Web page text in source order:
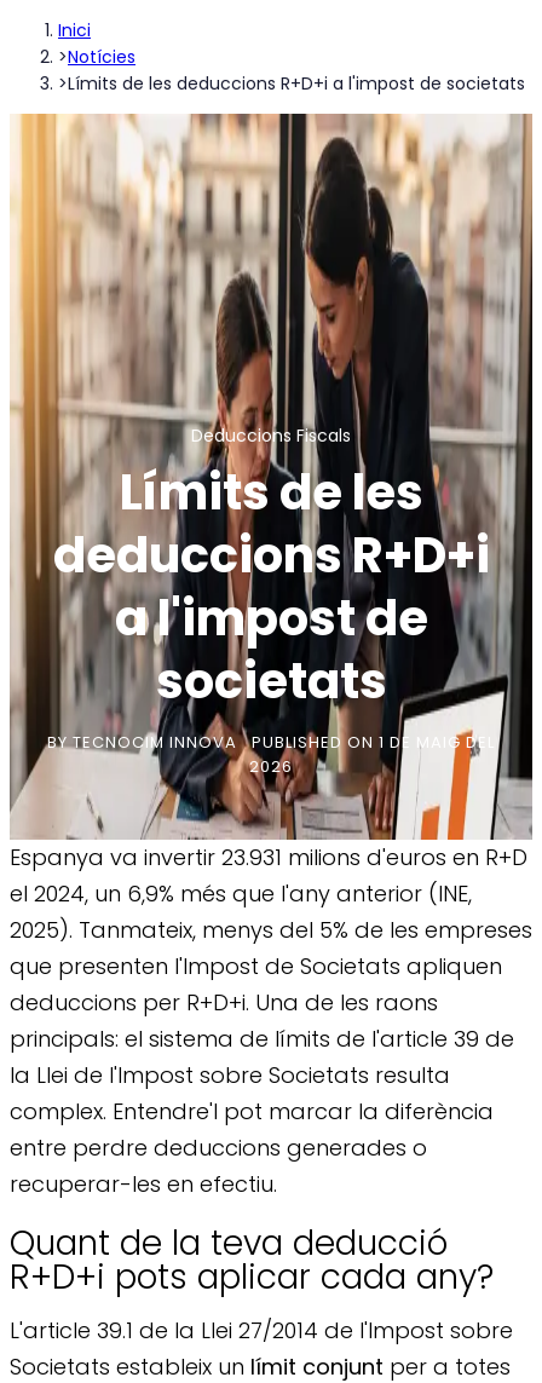
Inici
>Notícies
>Límits de les deduccions R+D+i a l'impost de societats
Deduccions Fiscals
Límits de les
deduccions R+D+i
a l'impost de
societats
BYTECNOCIM INNOVAPUBLISHED ON 1 DE MAIG DEL
2026
Espanya va invertir 23.931 milions d'euros en R+D
el 2024, un 6,9% més que l'any anterior (INE,
2025). Tanmateix, menys del 5% de les empreses
que presenten l'Impost de Societats apliquen
deduccions per R+D+i. Una de les raons
principals: el sistema de límits de l'article 39 de
la Llei de l'Impost sobre Societats resulta
complex. Entendre'l pot marcar la diferència
entre perdre deduccions generades o
recuperar-les en efectiu.
Quant de la teva deducció
R+D+i pots aplicar cada any?
L'article 39.1 de la Llei 27/2014 de l'Impost sobre
Societats estableix un límit conjunt per a totes